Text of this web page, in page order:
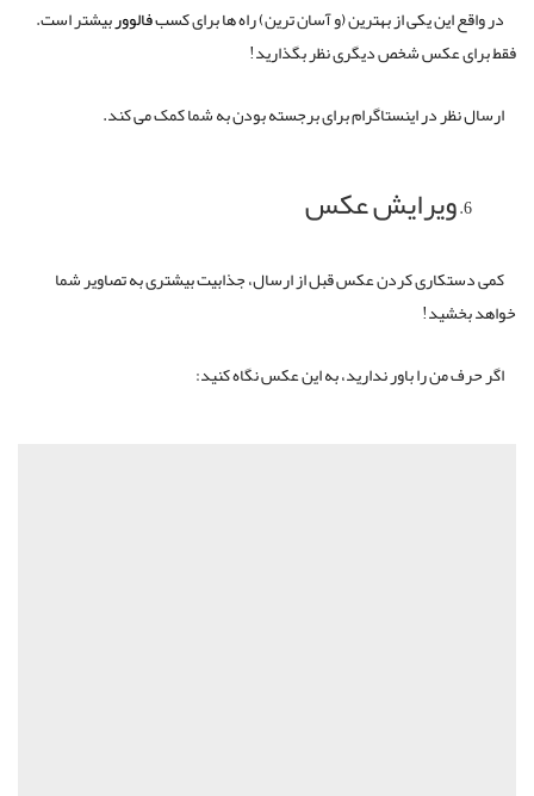
در واقع این یکی از بهترین (و آسان ترین) راه ها برای کسبفالووربیشتر است.
فقط برای عکس شخص دیگری نظر بگذارید!
ارسال نظر در اینستاگرام برای برجسته بودن به شما کمک می کند.
ویرایش عکس
کمی دستکاری کردن عکس قبل از ارسال، جذابیت بیشتری به تصاویر شما
خواهد بخشید!
اگر حرف من را باور ندارید، به این عکس نگاه کنید: